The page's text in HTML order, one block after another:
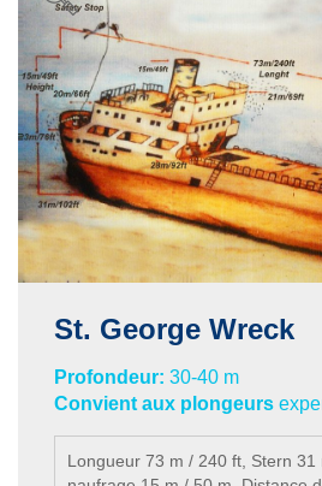
St. George Wreck
Profondeur: 30-40 m
Convient aux plongeurs
Longueur 73 m / 240 ft, Stern 31